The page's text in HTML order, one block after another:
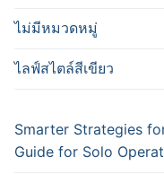
ไม่มีหมวดหมู่
ไลฟ์สไตล์สีเขียว
Smarter Strategies
Guide for Solo